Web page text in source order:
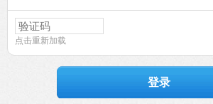
点击重新加载
登录